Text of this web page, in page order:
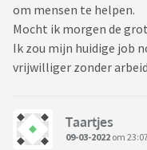
om mensen te helpen.
Mocht ik morgen de
Ik zou mijn huidige job
vrijwilliger zonder
Taartjes
09-03-2022 om